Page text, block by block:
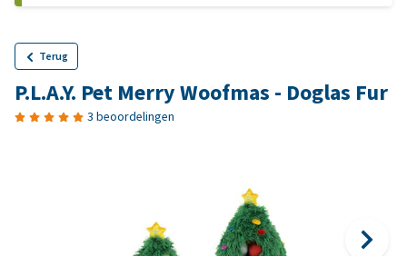
Terug
P.L.A.Y. Pet Merry Woofmas - Doglas Fur
3 beoordelingen